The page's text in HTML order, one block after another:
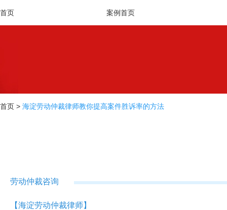
首页 案例首页
首页 > 海淀劳动仲裁律师教你提高案件胜诉率的方法
劳动仲裁咨询
【海淀劳动仲裁律师】